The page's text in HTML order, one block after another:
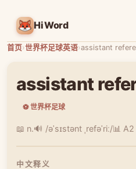
HiWord
首页›世界杯足球英语›assistant
assistant
⚽ 世界杯足球
📖 n.🔊 /əˈsɪstənt ˌrefəˈriː/📊 A2
中文释义